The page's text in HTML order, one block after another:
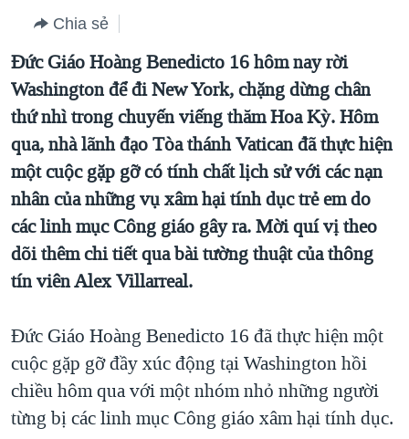
chính
điều
hướng
chính
Đi
tới
"Tìm"
BLOG
DIỄN ĐÀN
MỤC
TỰ DO BÁO CHÍ
VẠCH TRẦN TIN GIẢ
NGƯỜI VIỆT HẢI NGOẠI
ĐỜI SỐNG
SỨC KHOẺ
VĂN HOÁ
THỂ THAO
GIÁO DỤC
CHUYÊN ĐỀ
CHIẾN TRANH THƯƠNG MẠI CỦA MỸ: QUÁ KHỨ VÀ HIỆN
HÀNH TRÌNH BẦU CỬ 2024
MỘT NĂM CHIẾN TRANH TẠI DẢI GAZA
GIẢI MÃ VÀNH ĐAI & CON ĐƯỜNG
TRỊNH VĨNH BÌNH - NGƯỜI HẠ 'BÊN THẮNG CUỘC'
GROUND ZERO – XƯA VÀ NAY
CHI PHÍ CHIẾN TRANH AFGHANISTAN
HỌC TIẾNG ANH
VIDEO
NGHE
MẠNG XÃ HỘI
Ngôn ngữ khác
Chia sẻ
Đức Giáo Hoàng Benedicto 16 hôm nay rời
Washington để đi New York, chặng dừng chân
thứ nhì trong chuyến viếng thăm Hoa Kỳ. Hôm
qua, nhà lãnh đạo Tòa thánh Vatican đã thực hiện
một cuộc gặp gỡ có tính chất lịch sử với các nạn
nhân của những vụ xâm hại tính dục trẻ em do
các linh mục Công giáo gây ra. Mời quí vị theo
dõi thêm chi tiết qua bài tường thuật của thông
tín viên Alex Villarreal.
Đức Giáo Hoàng Benedicto 16 đã thực hiện một
cuộc gặp gỡ đầy xúc động tại Washington hồi
chiều hôm qua với một nhóm nhỏ những người
từng bị các linh mục Công giáo xâm hại tính dục.